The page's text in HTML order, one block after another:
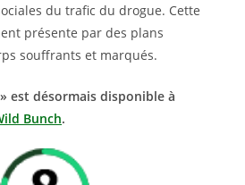
du trafic du drogue. Cette
présente par des plans
souffrants et marqués.
est désormais disponible à
Bunch.